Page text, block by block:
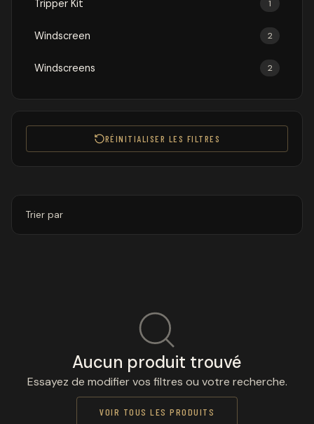
Tripper Kit 1
Windscreen 2
Windscreens 2
RÉINITIALISER LES FILTRES
Trier par
Aucun produit trouvé
Essayez de modifier vos filtres ou votre recherche.
VOIR TOUS LES PRODUITS